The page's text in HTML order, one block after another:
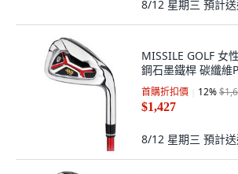
8/12 星期三 預計
MISSILE GOLF 女
鋼石墨鐵桿 碳纖維
首購折扣價 12%
$1,427
8/12 星期三 預計